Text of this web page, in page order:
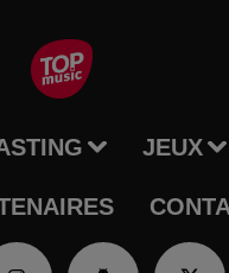
JEUX